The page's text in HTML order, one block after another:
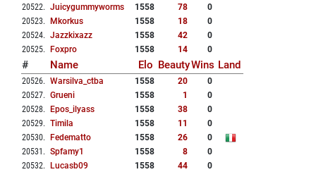
20522. Juicygummyworms 1558 78
0
20523. Mkorkus 1558 18
0
20524. Jazzkixazz 1558 42
0
20525. Foxpro 1558 14 0
# Name Elo BeautyWins Land
20526. Warsilva_ctba 1558 20
0
20527. Grueni 1558 1
0
20528. Epos_ilyass 1558 38
0
20529. Timila 1558 11
0
20530. Fedematto 1558 26
0
20531 . Spfamy1 1558 8
0
20532. Lucasb09 1558 44
0